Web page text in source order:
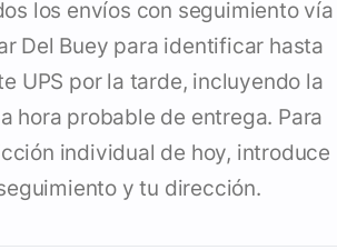
los envíos con seguimiento vía
Del Buey para identificar hasta
UPS por la tarde, incluyendo la
hora probable de entrega. Para
individual de hoy, introduce
y tu dirección.